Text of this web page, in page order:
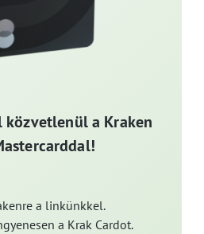
a Kraken
a linkünkkel.
a Krak Cardot.